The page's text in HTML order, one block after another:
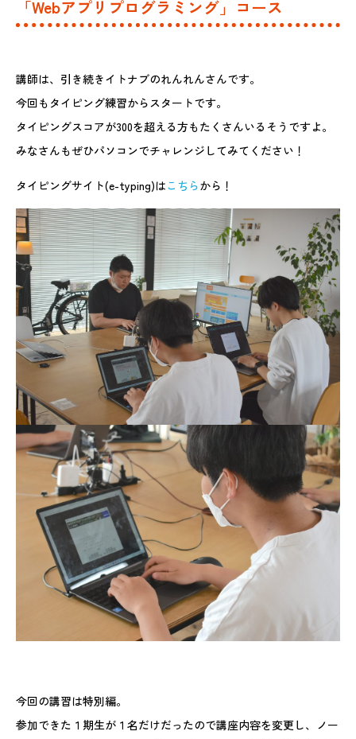
「Webアプリプログラミング」コース
講師は、引き続きイトナブのれんれんさんです。
今回もタイピング練習からスタートです。
タイピングスコアが300を超える方もたくさんいるそうですよ。
みなさんもぜひパソコンでチャレンジしてみてください！
タイピングサイト(e-typing)はこちらから！
今回の講習は特別編。
参加できた１期生が１名だけだったので講座内容を変更し、ノー